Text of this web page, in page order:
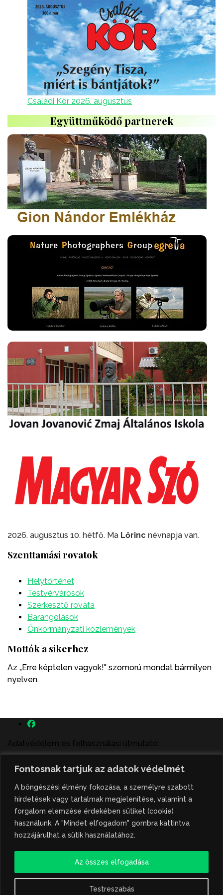
Fontosnak tartjuk az adatok védelmét
A böngészési élmény fokozása, a személyre szabott
hirdetések vagy tartalmak megjelenítése, valamint a
forgalom elemzése érdekében sütiket (cookie)
használunk. A "Mindet elfogadom" gombra kattintva
hozzájárulhat a sütik használatához.
Testreszabás
Az összes elfogadása
Családi Kör 2026. augusztus
Együttműködő partnerek
2026. augusztus 10. hétfő. Ma Lőrinc névnapja van.
Szenttamási rovatok
Helytörténet
Testvérvárosok
Szerkesztő rovata
Barangolások
Önkormányzati közlemények
Mottók a sikerhez
Az „Erre képtelen vagyok!" szomorú mondat bármilyen
nyelven.
Adatvédelem és felhasználási útmutató:
A szenttamás.rs magyar nyelvű internetes hírportálon
megjelenő szerzői írások, a híranyag és minden egyéb
tartalom a portált működtető Gion Nándor Kulturális
Központ szellemi tulajdonát képezik, amely szellemi
tulajdont a nemzetközi és szerbiai törvények védik. A
jogosulatlan felhasználás büntető- és polgári jogi
következményeket von maga után. A hírportálon
ismertetése, illetve közzétett fotók átvétele kizárólag
csak hivatkozással, illetve a forrás megjelölésével